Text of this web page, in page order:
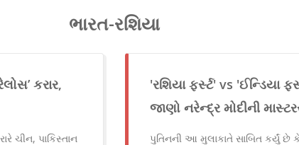
ભારત-રશિયા
કરાર,
ચીન, પાકિસ્તાન
'રશિયા ફર્સ્ટ' vs 'ઈન્ડિયા
જાણો નરેન્દ્ર મોદીની
પુતિનની આ મુલાકાતે સાબિત કર્યું છે કે